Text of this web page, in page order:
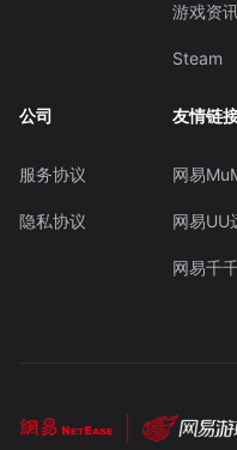
游戏资
Steam
公司
服务协议
隐私协议
友情链
网易
网易UU
网易千